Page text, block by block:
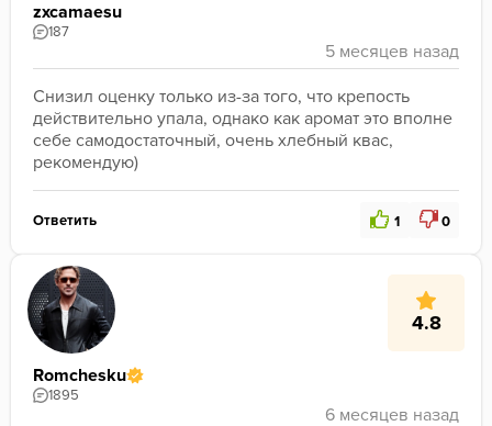
zxcamaesu
187
Снизил оценку только из-за того, что крепость
действительно упала, однако как аромат это вполне
себе самодостаточный, очень хлебный квас,
рекомендую)
Ответить 1 0
4.8
Romchesku
1895